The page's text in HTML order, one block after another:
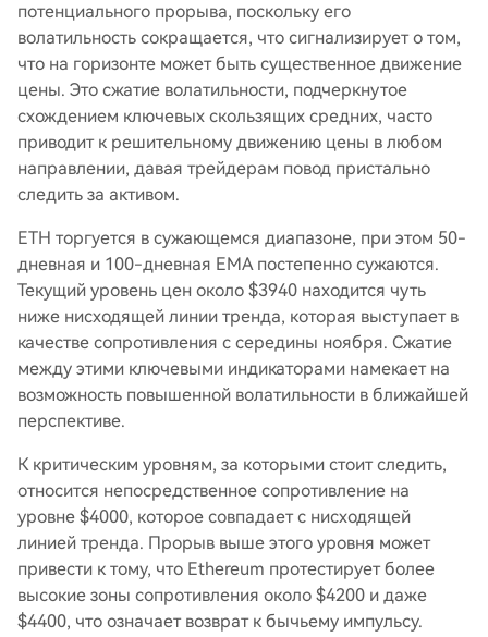
потенциального прорыва, поскольку его
волатильность сокращается, что сигнализирует о том,
что на горизонте может быть существенное движение
цены. Это сжатие волатильности, подчеркнутое
схождением ключевых скользящих средних, часто
приводит к решительному движению цены в любом
направлении, давая трейдерам повод пристально
следить за активом.
ETH торгуется в сужающемся диапазоне, при этом 50-
дневная и 100-дневная EMA постепенно сужаются.
Текущий уровень цен около $3940 находится чуть
ниже нисходящей линии тренда, которая выступает в
качестве сопротивления с середины ноября. Сжатие
между этими ключевыми индикаторами намекает на
возможность повышенной волатильности в ближайшей
перспективе.
К критическим уровням, за которыми стоит следить,
относится непосредственное сопротивление на
уровне $4000, которое совпадает с нисходящей
линией тренда. Прорыв выше этого уровня может
привести к тому, что Ethereum протестирует более
высокие зоны сопротивления около $4200 и даже
$4400, что означает возврат к бычьему импульсу.